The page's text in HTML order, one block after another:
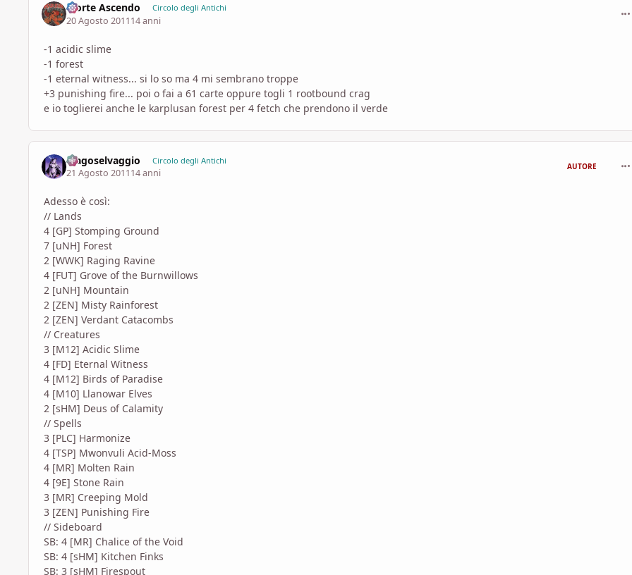
Morte Ascendo Circolo degli Antichi
20 Agosto 201114 anni
-1 acidic slime
-1 forest
-1 eternal witness... si lo so ma 4 mi sembrano troppe
+3 punishing fire... poi o fai a 61 carte oppure togli 1 rootbound crag
e io toglierei anche le karplusan forest per 4 fetch che prendono il verde
Magoselvaggio Circolo degli Antichi
21 Agosto 201114 anni
AUTORE
Adesso è così:
// Lands
4 [GP] Stomping Ground
7 [uNH] Forest
2 [WWK] Raging Ravine
4 [FUT] Grove of the Burnwillows
2 [uNH] Mountain
2 [ZEN] Misty Rainforest
2 [ZEN] Verdant Catacombs
// Creatures
3 [M12] Acidic Slime
4 [FD] Eternal Witness
4 [M12] Birds of Paradise
4 [M10] Llanowar Elves
2 [sHM] Deus of Calamity
// Spells
3 [PLC] Harmonize
4 [TSP] Mwonvuli Acid-Moss
4 [MR] Molten Rain
4 [9E] Stone Rain
3 [MR] Creeping Mold
3 [ZEN] Punishing Fire
// Sideboard
SB: 4 [MR] Chalice of the Void
SB: 4 [sHM] Kitchen Finks
SB: 3 [sHM] Firespout